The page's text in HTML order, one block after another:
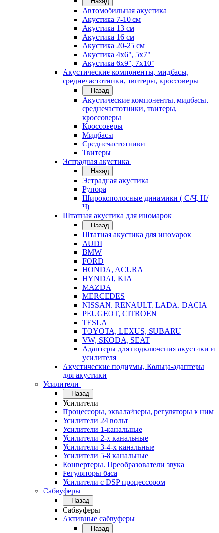
Автомобильная акустика
Акустика 7-10 см
Акустика 13 см
Акустика 16 см
Акустика 20-25 см
Акустика 4х6", 5х7"
Акустика 6х9", 7х10"
Акустические компоненты, мидбасы,
среднечастотники, твитеры, кроссоверы
Назад
Акустические компоненты, мидбасы,
среднечастотники, твитеры,
кроссоверы
Кроссоверы
Мидбасы
Среднечастотники
Твитеры
Эстрадная акустика
Назад
Эстрадная акустика
Рупора
Широкополосные динамики ( С/Ч, Н/
Ч)
Штатная акустика для иномарок
Назад
Штатная акустика для иномарок
AUDI
BMW
FORD
HONDA, ACURA
HYNDAI, KIA
MAZDA
MERCEDES
NISSAN, RENAULT, LADA, DACIA
PEUGEOT, CITROEN
TESLA
TOYOTA, LEXUS, SUBARU
VW, SKODA, SEAT
Адаптеры для подключения акустики и
усилителя
Акустические подиумы, Кольца-адаптеры
для акустики
Усилители
Назад
Усилители
Процессоры, эквалайзеры, регуляторы к ним
Усилители 24 вольт
Усилители 1-канальные
Усилители 2-х канальные
Усилители 3-4-х канальные
Усилители 5-8 канальные
Конвертеры. Преобразователи звука
Регуляторы баса
Усилители с DSP процессором
Сабвуферы
Назад
Сабвуферы
Активные сабвуферы
Назад